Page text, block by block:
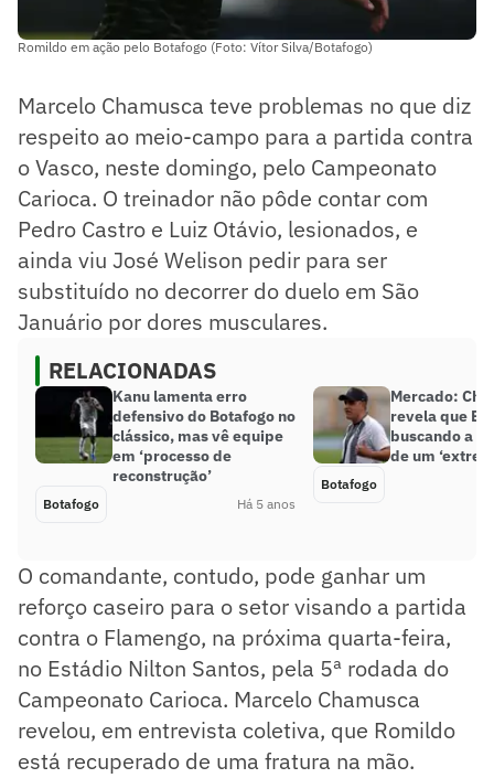
Romildo em ação pelo Botafogo (Foto: Vítor Silva/Botafogo)
Marcelo Chamusca teve problemas no que diz
respeito ao meio-campo para a partida contra
o Vasco, neste domingo, pelo Campeonato
Carioca. O treinador não pôde contar com
Pedro Castro e Luiz Otávio, lesionados, e
ainda viu José Welison pedir para ser
substituído no decorrer do duelo em São
Januário por dores musculares.
RELACIONADAS
Kanu lamenta erro
defensivo do Botafogo no
clássico, mas vê equipe
em ‘processo de
reconstrução’
Botafogo Há 5 anos
Mercado:
revela que
buscando a
de um
Botafogo
O comandante, contudo, pode ganhar um
reforço caseiro para o setor visando a partida
contra o Flamengo, na próxima quarta-feira,
no Estádio Nilton Santos, pela 5ª rodada do
Campeonato Carioca. Marcelo Chamusca
revelou, em entrevista coletiva, que Romildo
está recuperado de uma fratura na mão.